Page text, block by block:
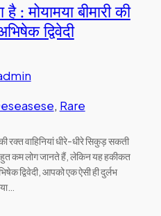
मोयामया बीमारी की
द्विवेदी
, Rare
रक्त वाहिनियां धीरे-धीरे सिकुड़ सकती
कम लोग जानते हैं, लेकिन यह हकीकत
द्विवेदी, आपको एक ऐसी ही दुर्लभ